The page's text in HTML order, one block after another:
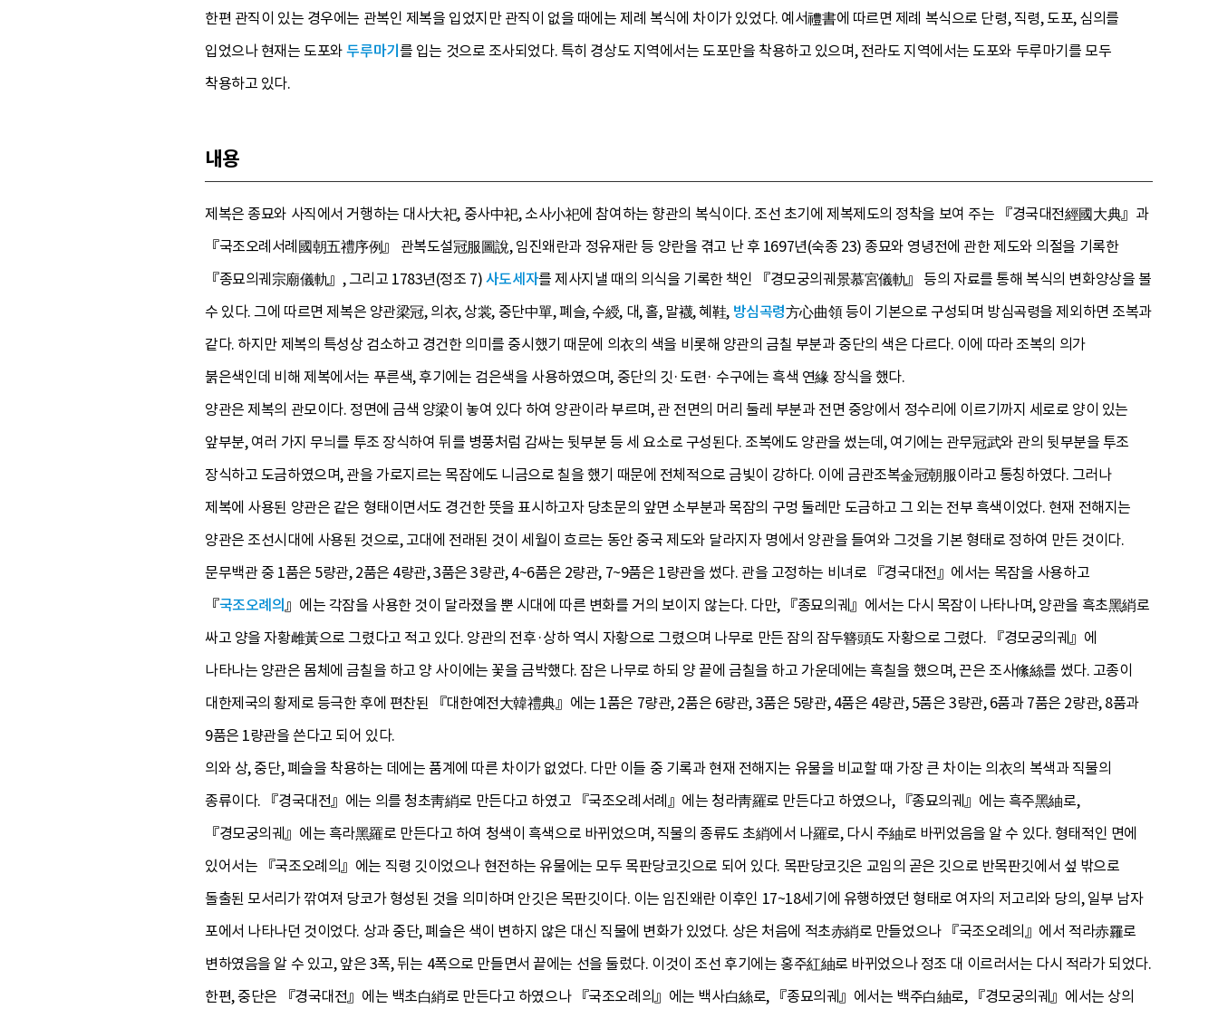
한편 관직이 있는 경우에는 관복인 제복을 입었지만 관직이 없을 때에는 제례 복식에 차이가 있었다. 예서禮書에 따르면 제례 복식으로 단령, 직령, 도포, 심의를
입었으나 현재는 도포와두루마기를 입는 것으로 조사되었다. 특히 경상도 지역에서는 도포만을 착용하고 있으며, 전라도 지역에서는 도포와 두루마기를 모두
착용하고 있다.
내용
제복은 종묘와 사직에서 거행하는 대사大祀, 중사中祀, 소사小祀에 참여하는 향관의 복식이다. 조선 초기에 제복제도의 정착을 보여 주는 『경국대전經國大典』과
『국조오례서례國朝五禮序例』 관복도설冠服圖說, 임진왜란과 정유재란 등 양란을 겪고 난 후 1697년(숙종 23) 종묘와 영녕전에 관한 제도와 의절을 기록한
『종묘의궤宗廟儀軌』, 그리고 1783년(정조 7)사도세자를 제사지낼 때의 의식을 기록한 책인 『경모궁의궤景慕宮儀軌』 등의 자료를 통해 복식의 변화양상을 볼
수 있다. 그에 따르면 제복은 양관梁冠, 의衣, 상裳, 중단中單, 폐슬, 수綬, 대, 홀, 말襪, 혜鞋, 방심곡령方心曲領 등이 기본으로 구성되며 방심곡령을 제외하면 조복과
같다. 하지만 제복의 특성상 검소하고 경건한 의미를 중시했기 때문에 의衣의 색을 비롯해 양관의 금칠 부분과 중단의 색은 다르다. 이에 따라 조복의 의가
붉은색인데 비해 제복에서는 푸른색, 후기에는 검은색을 사용하였으며, 중단의 깃·도련· 수구에는 흑색 연緣 장식을 했다.
양관은 제복의 관모이다. 정면에 금색 양梁이 놓여 있다 하여 양관이라 부르며, 관 전면의 머리 둘레 부분과 전면 중앙에서 정수리에 이르기까지 세로로 양이 있는
앞부분, 여러 가지 무늬를 투조 장식하여 뒤를 병풍처럼 감싸는 뒷부분 등 세 요소로 구성된다. 조복에도 양관을 썼는데, 여기에는 관무冠武와 관의 뒷부분을 투조
장식하고 도금하였으며, 관을 가로지르는 목잠에도 니금으로 칠을 했기 때문에 전체적으로 금빛이 강하다. 이에 금관조복金冠朝服이라고 통칭하였다. 그러나
제복에 사용된 양관은 같은 형태이면서도 경건한 뜻을 표시하고자 당초문의 앞면 소부분과 목잠의 구멍 둘레만 도금하고 그 외는 전부 흑색이었다. 현재 전해지는
양관은 조선시대에 사용된 것으로, 고대에 전래된 것이 세월이 흐르는 동안 중국 제도와 달라지자 명에서 양관을 들여와 그것을 기본 형태로 정하여 만든 것이다.
문무백관 중 1품은 5량관, 2품은 4량관, 3품은 3량관, 4~6품은 2량관, 7~9품은 1량관을 썼다. 관을 고정하는 비녀로 『경국대전』에서는 목잠을 사용하고
『국조오례의』에는 각잠을 사용한 것이 달라졌을 뿐 시대에 따른 변화를 거의 보이지 않는다. 다만, 『종묘의궤』에서는 다시 목잠이 나타나며, 양관을 흑초黑綃로
싸고 양을 자황雌黃으로 그렸다고 적고 있다. 양관의 전후·상하 역시 자황으로 그렸으며 나무로 만든 잠의 잠두簪頭도 자황으로 그렸다. 『경모궁의궤』에
나타나는 양관은 몸체에 금칠을 하고 양 사이에는 꽃을 금박했다. 잠은 나무로 하되 양 끝에 금칠을 하고 가운데에는 흑칠을 했으며, 끈은 조사絛絲를 썼다. 고종이
대한제국의 황제로 등극한 후에 편찬된 『대한예전大韓禮典』에는 1품은 7량관, 2품은 6량관, 3품은 5량관, 4품은 4량관, 5품은 3량관, 6품과 7품은 2량관, 8품과
9품은 1량관을 쓴다고 되어 있다.
의와 상, 중단, 폐슬을 착용하는 데에는 품계에 따른 차이가 없었다. 다만 이들 중 기록과 현재 전해지는 유물을 비교할 때 가장 큰 차이는 의衣의 복색과 직물의
종류이다. 『경국대전』에는 의를 청초靑綃로 만든다고 하였고 『국조오례서례』에는 청라靑羅로 만든다고 하였으나, 『종묘의궤』에는 흑주黑紬로,
『경모궁의궤』에는 흑라黑羅로 만든다고 하여 청색이 흑색으로 바뀌었으며, 직물의 종류도 초綃에서 나羅로, 다시 주紬로 바뀌었음을 알 수 있다. 형태적인 면에
있어서는 『국조오례의』에는 직령 깃이었으나 현전하는 유물에는 모두 목판당코깃으로 되어 있다. 목판당코깃은 교임의 곧은 깃으로 반목판깃에서 섶 밖으로
돌출된 모서리가 깎여져 당코가 형성된 것을 의미하며 안깃은 목판깃이다. 이는 임진왜란 이후인 17~18세기에 유행하였던 형태로 여자의 저고리와 당의, 일부 남자
포에서 나타나던 것이었다. 상과 중단, 폐슬은 색이 변하지 않은 대신 직물에 변화가 있었다. 상은 처음에 적초赤綃로 만들었으나 『국조오례의』에서 적라赤羅로
변하였음을 알 수 있고, 앞은 3폭, 뒤는 4폭으로 만들면서 끝에는 선을 둘렀다. 이것이 조선 후기에는 홍주紅紬로 바뀌었으나 정조 대 이르러서는 다시 적라가 되었다.
한편, 중단은 『경국대전』에는 백초白綃로 만든다고 하였으나 『국조오례의』에는 백사白絲로, 『종묘의궤』에서는 백주白紬로, 『경모궁의궤』에서는 상의